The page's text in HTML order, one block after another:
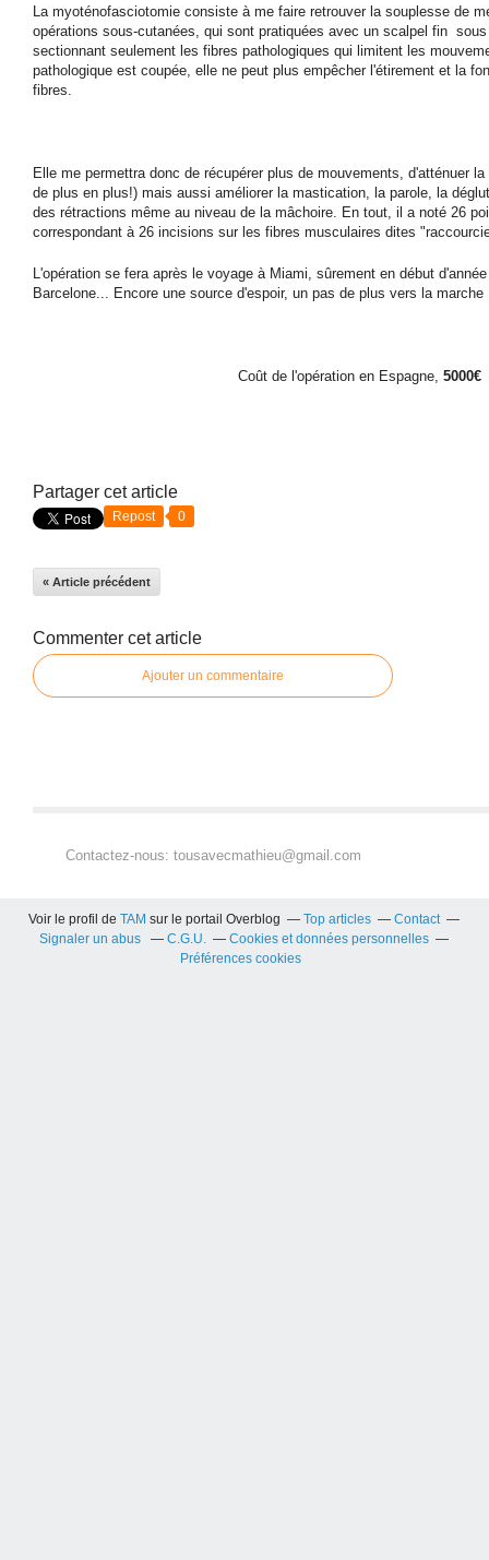
La myoténofasciotomie consiste à me faire retrouver la souplesse de
opérations sous-cutanées, qui sont pratiquées avec un scalpel fin
sectionnant seulement les fibres pathologiques qui limitent les
pathologique est coupée, elle ne peut plus empêcher l'étirement et la
fibres.
Elle me permettra donc de récupérer plus de mouvements, d'atténuer
de plus en plus!) mais aussi améliorer la mastication, la parole, la
des rétractions même au niveau de la mâchoire. En tout, il a noté 26
correspondant à 26 incisions sur les fibres musculaires dites
L'opération se fera après le voyage à Miami, sûrement en début
Barcelone... Encore une source d'espoir, un pas de plus vers la
Coût de l'opération en Espagne,5000€
Partager cet article
Repost 0
« Article précédent
Commenter cet article
Ajouter un commentaire
Contactez-nous: tousavecmathieu@gmail.com
Voir le profil deTAM sur le portail Overblog Top articles
Contact
Signaler un abus
C.G.U.
Cookies et données personnelles
Préférences cookies